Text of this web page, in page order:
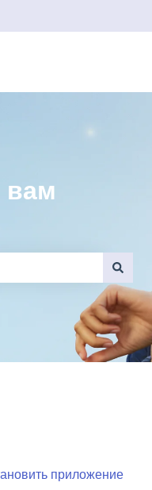
переводов
как поле поиска
приложение